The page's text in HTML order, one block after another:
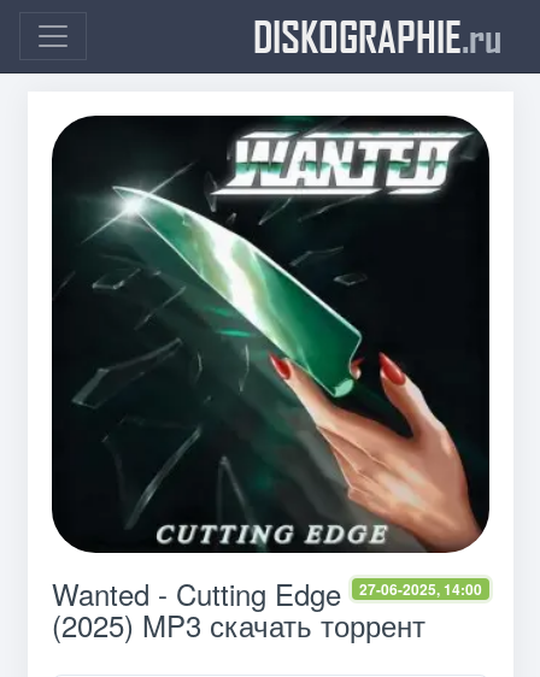
DISKOGRAPHIE.ru
27-06-2025, 14:00
Wanted - Cutting Edge
(2025) MP3 скачать торрент